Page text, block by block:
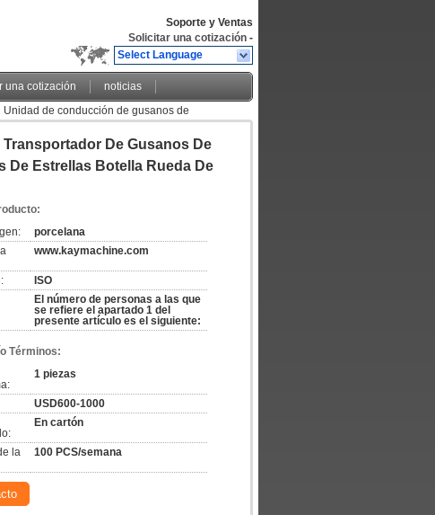
Soporte y Ventas
Solicitar una cotización -
Select Language
una cotización
noticias
Unidad de conducción de gusanos de
De Gusanos De
De Estrellas Botella Rueda De
porcelana
www.kaymachine.com
ISO
El número de personas a las que
se refiere el apartado 1 del
presente artículo es el siguiente:
Términos:
1 piezas
USD600-1000
En cartón
la
100 PCS/semana